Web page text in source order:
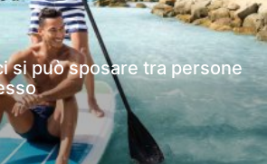
si può sposare tra persone